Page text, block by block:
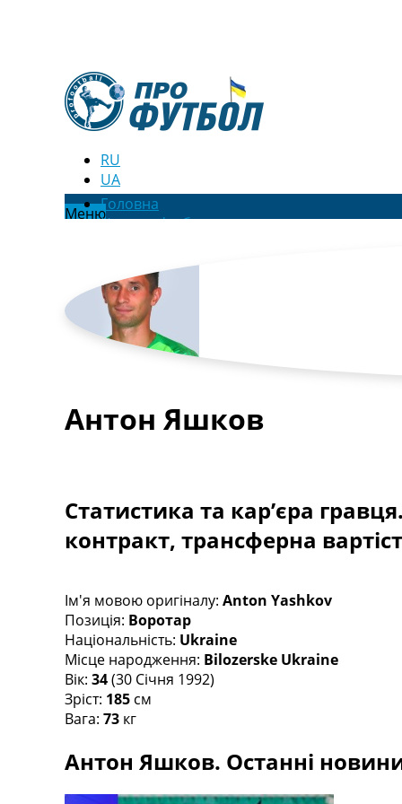
RU
UA
МенюГоловна
Новини футболу
Новини футболу України
Футбольні трансфери
Останні коментарі
Конкурс прогнозів
Логін
Рейтінги
Турніри
Англія. Прем’єр-Ліга
Іспанія. Ла Ліга
Ще Турніри >>>
Чемпіонат Світу. Турнирні таблиці
Таблиця УПЛ
Перша Ліга
Таблиця АПЛ
Таблиця Ла Ліги
Таблиця Ліги Чемпіонів
Рейтинг країн УЄФА
Рейтинг клубів УЄФА
Рейтинг ФІФА
Антон Яшков
Статистика та кар’єра
контракт, трансферна
Ім'я мовою оригіналу: Anton Yashkov
Позиція: Воротар
Національність: Ukraine
Місце народження: Bilozerske Ukraine
Вік: 34(30 Січня 1992)
Зріст: 185 см
Вага: 73 кг
Антон Яшков. Останні